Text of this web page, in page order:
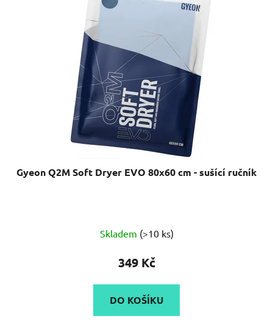
Gyeon Q2M Soft Dryer EVO 80x60 cm - sušící ručník
hodnocení
produktu
5,0
z
Skladem (>10 ks)
349 Kč
DO KOŠÍKU